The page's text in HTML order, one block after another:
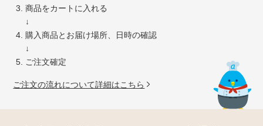
商品をカートに入れる
↓
購入商品とお届け場所、日時の確認
↓
ご注文確定
ご注文の流れについて詳細はこちら